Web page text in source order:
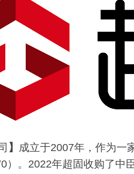
】 成立于2007年，作为一
）。2022年超固收购了中